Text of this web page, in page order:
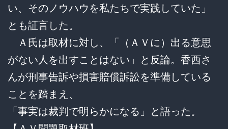
い、そのノウハウを私たちで実践していた」
とも証言した。
Ａ氏は取材に対し、「（ＡＶに）出る意思
がない人を出すことはない」と反論。香西さ
んが刑事告訴や損害賠償訴訟を準備している
ことを踏まえ、
「事実は裁判で明らかになる」と語った。